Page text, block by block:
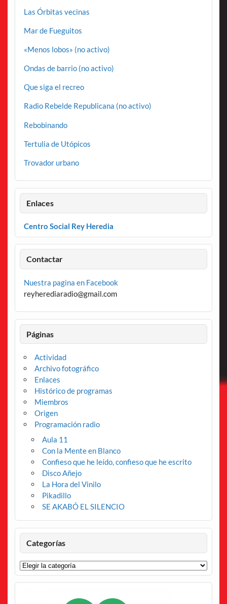
Las Órbitas vecinas
Mar de Fueguitos
«Menos lobos» (no activo)
Ondas de barrio (no activo)
Que siga el recreo
Radio Rebelde Republicana (no activo)
Rebobinando
Tertulia de Utópicos
Trovador urbano
Enlaces
Centro Social Rey Heredia
Contactar
Nuestra pagina en Facebook
reyherediaradio@gmail.com
Páginas
Actividad
Archivo fotográfico
Enlaces
Histórico de programas
Miembros
Origen
Programación radio
Aula 11
Con la Mente en Blanco
Confieso que he leído, confieso que he escrito
Disco Añejo
La Hora del Vinilo
Pikadillo
SE AKABÓ EL SILENCIO
Categorías
Categorías